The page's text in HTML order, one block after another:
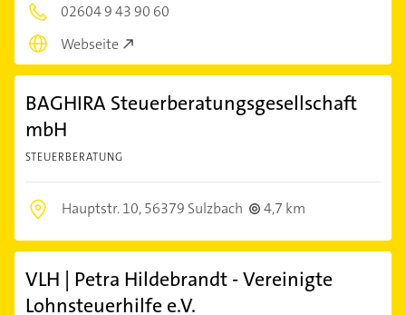
02604 9 43 90 60
Webseite
BAGHIRA Steuerberatungsgesellschaft
mbH
STEUERBERATUNG
Hauptstr. 10,56379 Sulzbach 4,7 km
VLH | Petra Hildebrandt - Vereinigte
Lohnsteuerhilfe e.V.